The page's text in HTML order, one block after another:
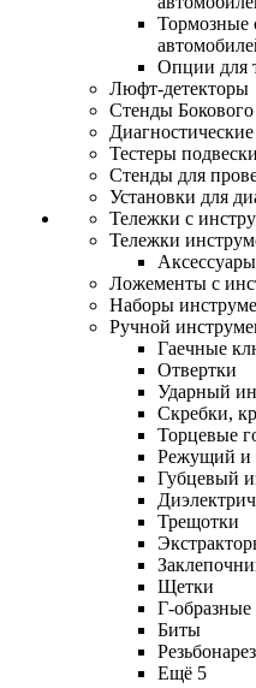
Тормозные
Опции для
Люфт-детекторы
Стенды Бокового
Тестеры подвески
Стенды для
Установки для
Тележки с
Тележки
Ложементы с
Наборы
Ручной
Гаечные
Отвертки
Ударный
Скребки,
Торцевые
Режущий и
Губцевый
Трещотки
Щетки
Г-
Биты
Ещё 5